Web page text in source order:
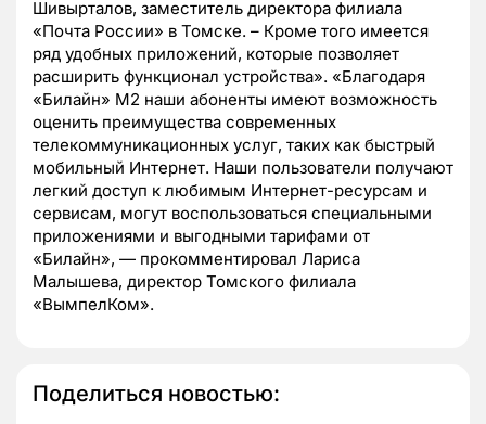
Шивырталов, заместитель директора филиала
«Почта России» в Томске. – Кроме того имеется
ряд удобных приложений, которые позволяет
расширить функционал устройства». «Благодаря
«Билайн» М2 наши абоненты имеют возможность
оценить преимущества современных
телекоммуникационных услуг, таких как быстрый
мобильный Интернет. Наши пользователи получают
легкий доступ к любимым Интернет-ресурсам и
сервисам, могут воспользоваться специальными
приложениями и выгодными тарифами от
«Билайн», — прокомментировал Лариса
Малышева, директор Томского филиала
«ВымпелКом».
Поделиться новостью: